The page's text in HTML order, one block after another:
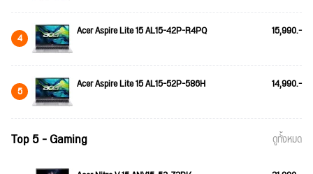
4 Acer Aspire Lite 15 AL15-42P-R4PQ 15,990.-
5 Acer Aspire Lite 15 AL15-52P-586H 14,990.-
Top 5 - Gaming ดูทั้งหมด